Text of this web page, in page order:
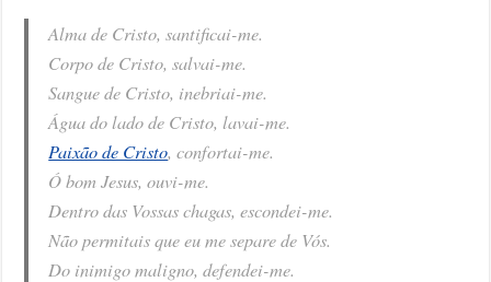
Alma de Cristo, santificai-me.
Corpo de Cristo, salvai-me.
Sangue de Cristo, inebriai-me.
Água do lado de Cristo, lavai-me.
Paixão de Cristo, confortai-me.
Ó bom Jesus, ouvi-me.
Dentro das Vossas chagas, escondei-me.
Não permitais que eu me separe de Vós.
Do inimigo maligno, defendei-me.